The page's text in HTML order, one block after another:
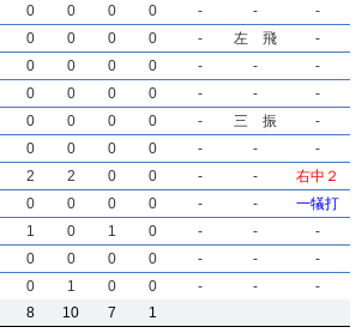
0 0 0 0 - -
-
0 0 0 0 - 左 飛
-
0 0 0 0 - -
-
0 0 0 0 - -
-
0 0 0 0 - 三 振
-
0 0 0 0 - -
-
2 2 0 0 - -
右中２
0 0 0 0 - -
一犠打
1 0 1 0 - - -
0 0 0 0 - -
-
0 1 0 0 - -
-
8 10 7 1
0 0 0 0 - -
-
0 0 0 0 - 左 飛
-
0 0 0 0 - -
-
0 0 0 0 - -
-
0 0 0 0 - 三 振
-
0 0 0 0 - -
-
2 2 0 0 - -
右中２
0 0 0 0 - -
一犠打
1 0 1 0 - - -
0 0 0 0 - -
-
0 1 0 0 - -
-
8 10 7 1
0 0 0 0 - -
-
0 0 0 0 - 左 飛
-
0 0 0 0 - -
-
0 0 0 0 - -
-
0 0 0 0 - 三 振
-
0 0 0 0 - -
-
2 2 0 0 - -
右中２
0 0 0 0 - -
一犠打
1 0 1 0 - - -
0 0 0 0 - -
-
0 1 0 0 - -
-
8 10 7 1
0 0 0 0 - -
-
0 0 0 0 - 左 飛
-
0 0 0 0 - -
-
0 0 0 0 - -
-
0 0 0 0 - 三 振
-
0 0 0 0 - -
-
2 2 0 0 - -
右中２
0 0 0 0 - -
一犠打
1 0 1 0 - - -
0 0 0 0 - -
-
0 1 0 0 - -
-
8 10 7 1